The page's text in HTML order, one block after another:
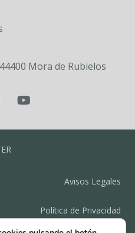
Mora de Rubielos
Avisos Legales
Política de Privacidad